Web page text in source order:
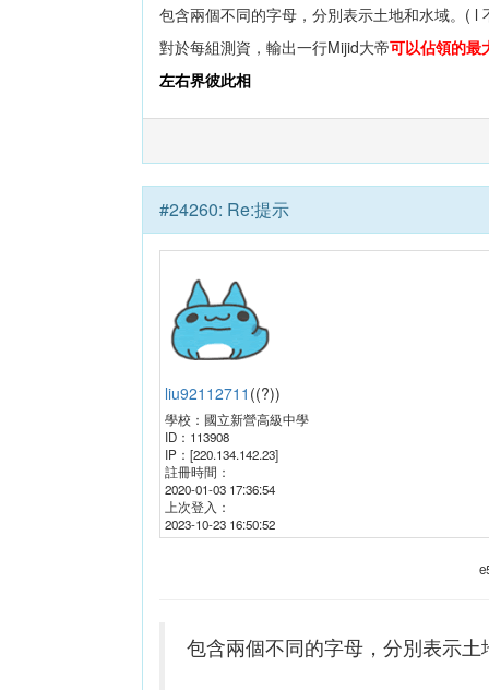
包含兩個不同的字母，分別表示土地和水域。( l
對於每組測資，輸出一行Mijid大帝可以佔領的最
左右界彼此相
#24260: Re:提示
liu92112711 ((?))
學校： 國立新營高級中學
ID： 113908
IP： [220.134.142.23]
註冊時間：
2020-01-03 17:36:54
上次登入：
2023-10-23 16:50:52
包含兩個不同的字母，分別表示